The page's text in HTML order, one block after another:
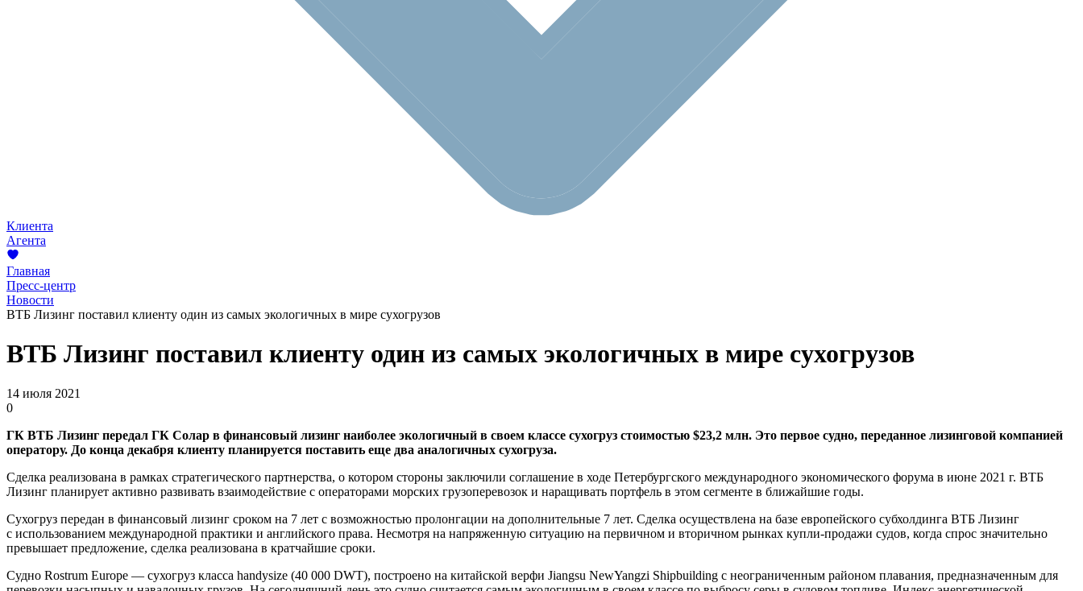
Клиента
Агента
Главная
Пресс-центр
Новости
ВТБ Лизинг поставил клиенту один из самых экологичных в мире сухогрузов
ВТБ Лизинг поставил клиенту один из самых экологичных в мире сухогрузов
14 июля 2021
0
ГК ВТБ Лизинг передал ГК Солар в финансовый лизинг наиболее экологичный в своем классе сухогруз стоимостью $23,2 млн. Это первое судно, переданное лизинговой компанией
оператору. До конца декабря клиенту планируется поставить еще два аналогичных сухогруза.
Сделка реализована в рамках стратегического партнерства, о котором стороны заключили соглашение в ходе Петербургского международного экономического форума в июне 2021 г. ВТБ
Лизинг планирует активно развивать взаимодействие с операторами морских грузоперевозок и наращивать портфель в этом сегменте в ближайшие годы.
Сухогруз передан в финансовый лизинг сроком на 7 лет с возможностью пролонгации на дополнительные 7 лет. Сделка осуществлена на базе европейского субхолдинга ВТБ Лизинг
с использованием международной практики и английского права. Несмотря на напряженную ситуацию на первичном и вторичном рынках купли-продажи судов, когда спрос значительно
превышает предложение, сделка реализована в кратчайшие сроки.
Судно Rostrum Europe — сухогруз класса handysize (40 000 DWT), построено на китайской верфи Jiangsu NewYangzi Shipbuilding с неограниченным районом плавания, предназначенным для